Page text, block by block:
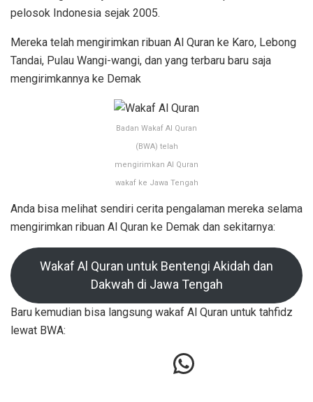
pelosok Indonesia sejak 2005.
Mereka telah mengirimkan ribuan Al Quran ke Karo, Lebong
Tandai, Pulau Wangi-wangi, dan yang terbaru baru saja
mengirimkannya ke Demak
Badan Wakaf Al Quran
(BWA) telah
mengirimkan Al Quran
wakaf ke Jawa Tengah
Anda bisa melihat sendiri cerita pengalaman mereka selama
mengirimkan ribuan Al Quran ke Demak dan sekitarnya:
Wakaf Al Quran untuk Bentengi Akidah dan
Dakwah di Jawa Tengah
Baru kemudian bisa langsung wakaf Al Quran untuk tahfidz
lewat BWA: